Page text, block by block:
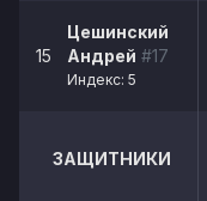
15
Цешинский
Андрей #17
Индекс: 5
ЗАЩИТНИКИ